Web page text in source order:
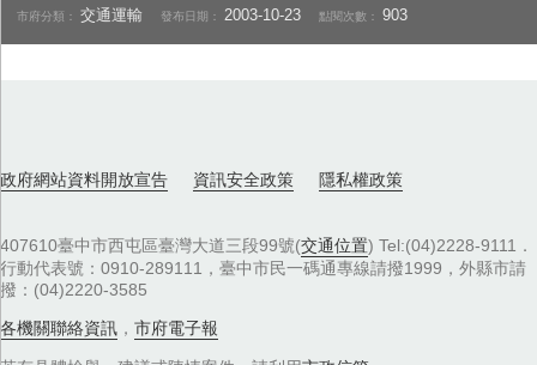
市府分類：交通運輸 發布日期： 2003-10-23 點閱次數：903
政府網站資料開放宣告 資訊安全政策 隱私權政策
407610臺中市西屯區臺灣大道三段99號(交通位置) Tel:(04)2228-9111．
行動代表號：0910-289111，臺中市民一碼通專線請撥1999，外縣市請
撥：(04)2220-3585
各機關聯絡資訊 ， 市府電子報